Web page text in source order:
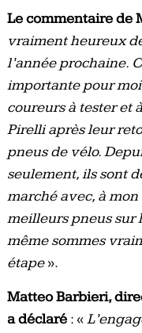
Le commentaire de
vraiment heureux
l’année prochaine.
importante pour
coureurs à tester et
Pirelli après leur
pneus de vélo.
seulement, ils sont
marché avec, à
meilleurs pneus sur
même sommes
étape».
Matteo Barbieri,
a déclaré: «